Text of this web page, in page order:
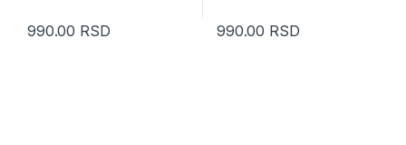
990.00 RSD 990.00 RSD